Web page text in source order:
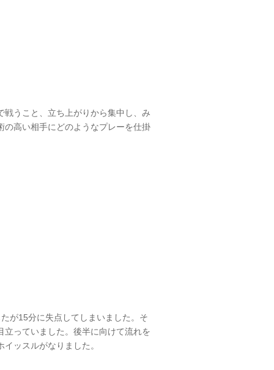
戦うこと、立ち上がりから集中し、み
の高い相手にどのようなプレーを仕掛
が15分に失点してしまいました。そ
っていました。後半に向けて流れを
ッスルがなりました。